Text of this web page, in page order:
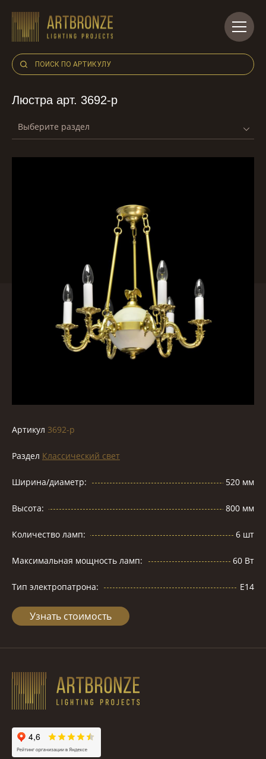
content
Люстра арт. 3692-p
Выберите раздел
Артикул 3692-p
Раздел Классический свет
Ширина/диаметр: 520 мм
Высота: 800 мм
Количество ламп: 6 шт
Максимальная мощность ламп: 60 Вт
Тип электропатрона: Е14
Узнать стоимость